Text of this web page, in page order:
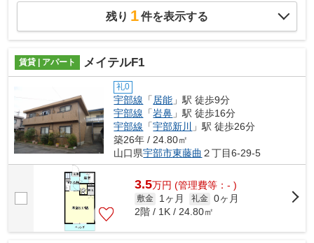
残り 1件を表示する
賃貸 | アパート メイテルF1
礼0
宇部線 「 居能 」駅 徒歩9分
宇部線 「岩鼻 」駅 徒歩16分
宇部線 「宇部新川
」駅 徒歩26分
築26年 / 24.80㎡
山口県宇部市東藤曲 ２丁目6-29-5
3.5万円 (管理費等：- )
敷金 1ヶ月 礼金 0ヶ月
2階 / 1K / 24.80㎡